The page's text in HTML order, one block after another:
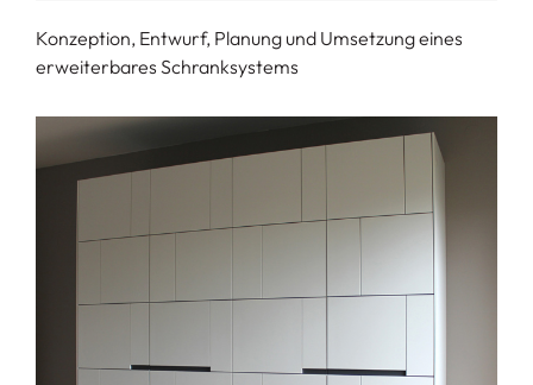
Konzeption, Entwurf, Planung und Umsetzung eines
erweiterbares Schranksystems